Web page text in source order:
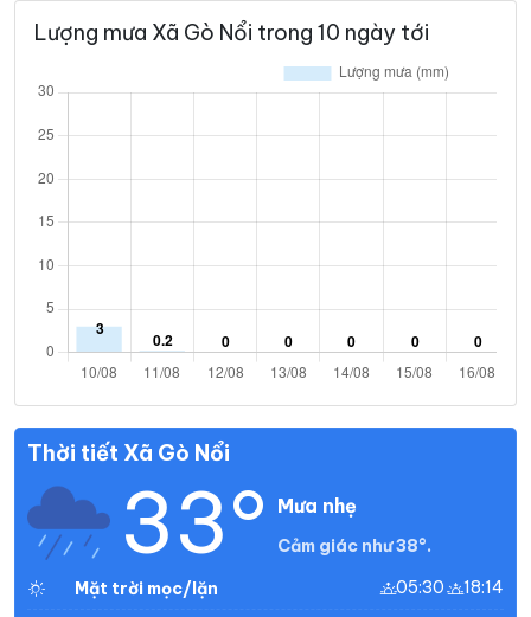
Lượng mưa Xã Gò Nổi trong 10 ngày tới
Thời tiết Xã Gò Nổi
33° Mưa nhẹ
Cảm giác như 38°.
Mặt trời mọc/lặn
05:30 18:14